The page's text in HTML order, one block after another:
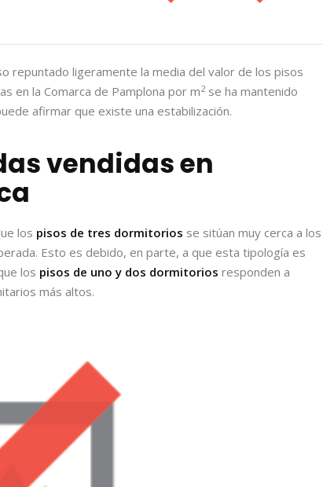
repuntado ligeramente la media del valor de los pisos
en la Comarca de Pamplona por m2se ha mantenido
afirmar que existe una estabilización.
vendidas en
los pisos de tres dormitorios se sitúan muy cerca a los
Esto es debido, en parte, a que esta tipología es
los pisos de uno y dos dormitorios responden a
más altos.